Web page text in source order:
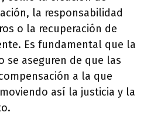
la responsabilidad
o la recuperación de
Es fundamental que la
se aseguren de que las
a la que
así la justicia y la